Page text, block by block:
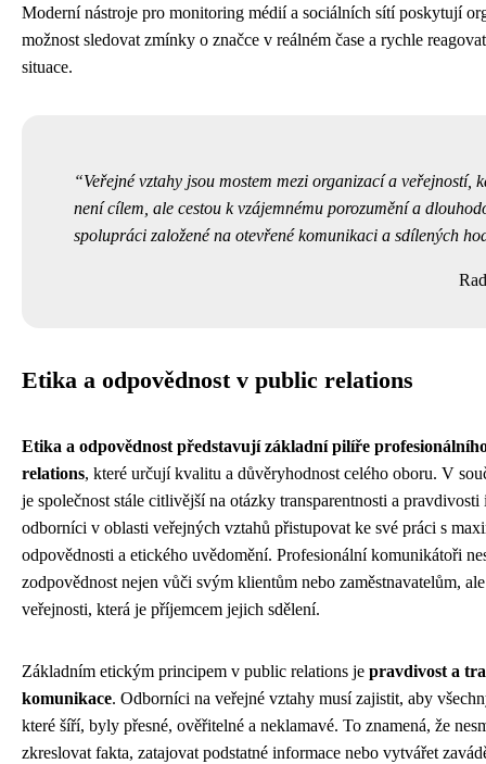
Moderní nástroje pro monitoring médií a sociálních sítí poskytují
možnost sledovat zmínky o značce v reálném čase a rychle
situace.
Veřejné vztahy jsou mostem mezi organizací a veřejností,
není cílem, ale cestou k vzájemnému porozumění a
spolupráci založené na otevřené komunikaci a sdílených
Etika a odpovědnost v public relations
Etika a odpovědnost představují základní pilíře
relations, které určují kvalitu a důvěryhodnost celého oboru. V
je společnost stále citlivější na otázky transparentnosti a
odborníci v oblasti veřejných vztahů přistupovat ke své práci s
odpovědnosti a etického uvědomění. Profesionální komunikátoři
zodpovědnost nejen vůči svým klientům nebo zaměstnavatelům,
veřejnosti, která je příjemcem jejich sdělení.
Základním etickým principem v public relations je pravdivost a
komunikace. Odborníci na veřejné vztahy musí zajistit, aby
které šíří, byly přesné, ověřitelné a neklamavé. To znamená, že
zkreslovat fakta, zatajovat podstatné informace nebo vytvářet